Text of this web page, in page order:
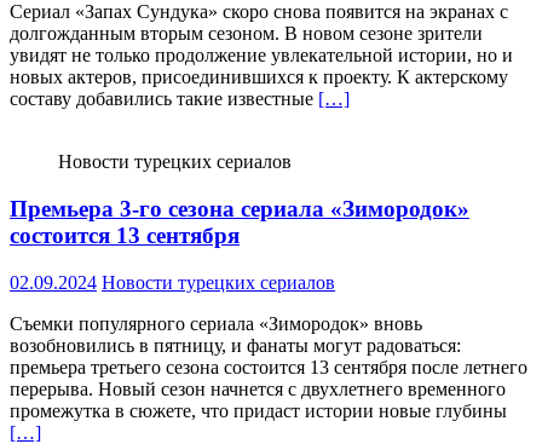
Сериал «Запах Сундука» скоро снова появится на экранах с
долгожданным вторым сезоном. В новом сезоне зрители
увидят не только продолжение увлекательной истории, но и
новых актеров, присоединившихся к проекту. К актерскому
составу добавились такие известные […]
Новости турецких сериалов
Премьера 3-го сезона сериала «Зимородок»
состоится 13 сентября
02.09.2024 Новости турецких сериалов
Съемки популярного сериала «Зимородок» вновь
возобновились в пятницу, и фанаты могут радоваться:
премьера третьего сезона состоится 13 сентября после летнего
перерыва. Новый сезон начнется с двухлетнего временного
промежутка в сюжете, что придаст истории новые глубины
[…]